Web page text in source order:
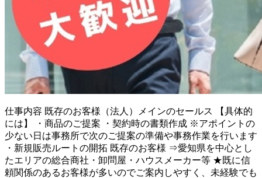
仕事内容 既存のお客様（法人）メインのセールス 【具体的
には】 ・商品のご提案 ・契約時の書類作成 ※アポイントの
少ない日は事務所で次のご提案の準備や事務作業を行います
・新規販売ルートの開拓 既存のお客様 ⇒愛知県を中心とし
たエリアの総合商社・卸問屋・ハウスメーカー等 ★既に信
頼関係のあるお客様が多いのでご案内しやすく、未経験でも